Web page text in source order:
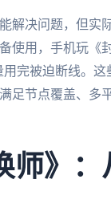
解决问题，但实
使用，手机玩《
完被迫断线。
节点覆盖、多
师》